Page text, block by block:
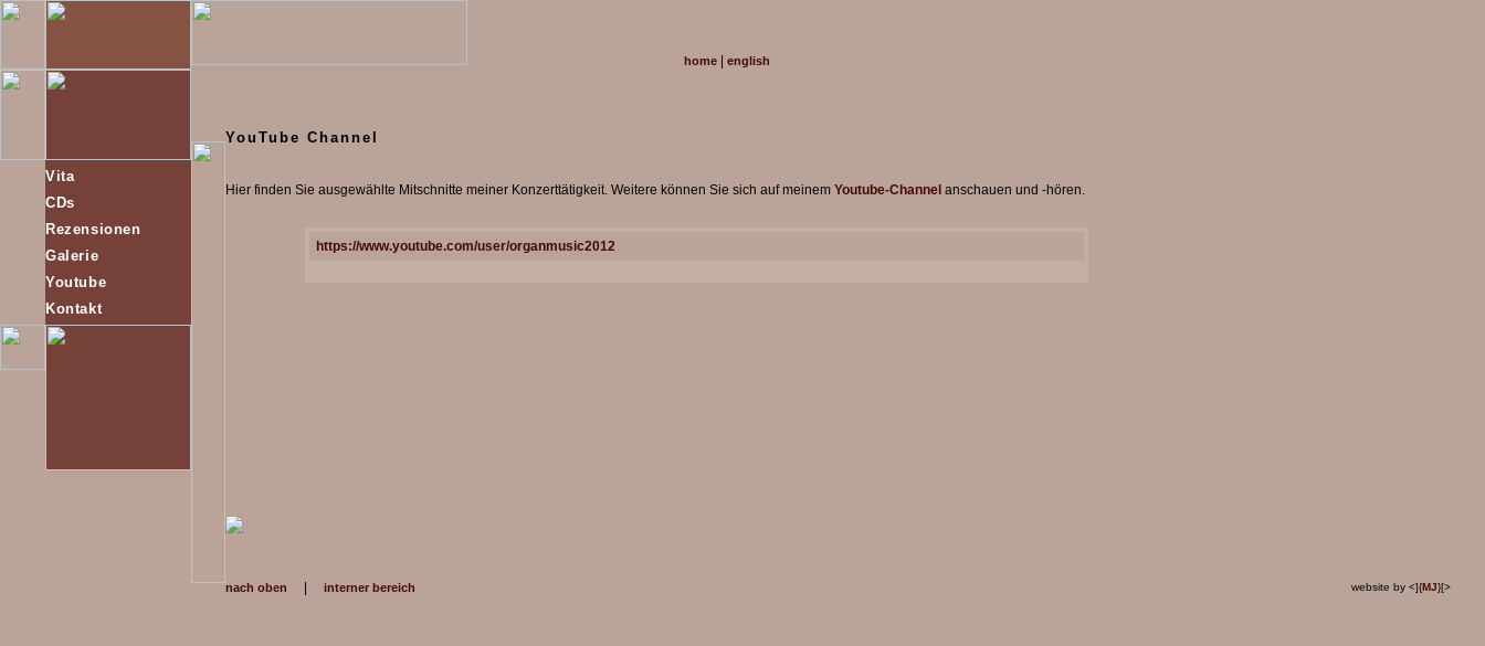
home english
Vita
CDs
Rezensionen
Galerie
Youtube
Kontakt
YouTube Channel
Hier finden Sie ausgewählte Mitschnitte meiner Konzerttätigkeit. Weitere können Sie sich auf meinem Youtube-Channel anschauen und -hören.
https://www.youtube.com/user/organmusic2012
nach oben interner bereich website by <]{MJ}[>